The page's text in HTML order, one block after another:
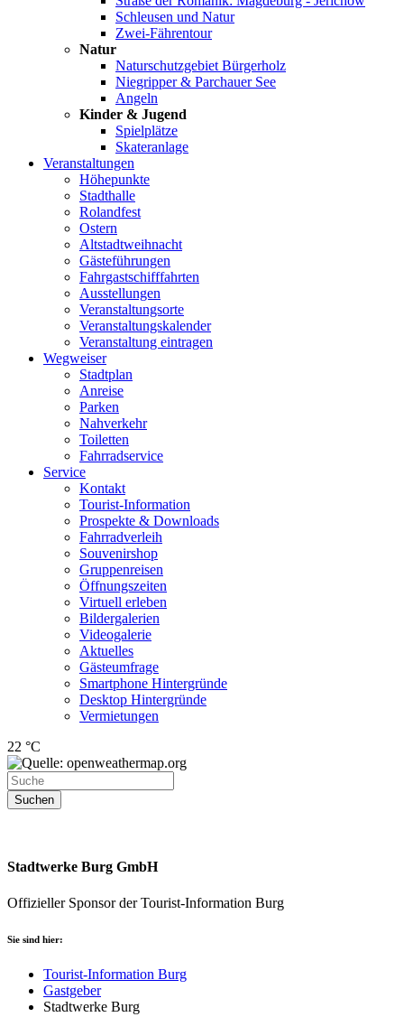
Schleusen und Natur
Zwei-Fährentour
Natur
Naturschutzgebiet Bürgerholz
Niegripper & Parchauer See
Angeln
Kinder & Jugend
Spielplätze
Skateranlage
Veranstaltungen
Höhepunkte
Stadthalle
Rolandfest
Ostern
Altstadtweihnacht
Gästeführungen
Fahrgastschifffahrten
Ausstellungen
Veranstaltungsorte
Veranstaltungskalender
Veranstaltung eintragen
Wegweiser
Stadtplan
Anreise
Parken
Nahverkehr
Toiletten
Fahrradservice
Service
Kontakt
Tourist-Information
Prospekte & Downloads
Fahrradverleih
Souvenirshop
Gruppenreisen
Öffnungszeiten
Virtuell erleben
Bildergalerien
Videogalerie
Aktuelles
Gästeumfrage
Smartphone Hintergründe
Desktop Hintergründe
Vermietungen
22 °C
Suchen
Stadtwerke Burg GmbH
Offizieller Sponsor der Tourist-Information Burg
Sie sind hier:
Tourist-Information Burg
Gastgeber
Stadtwerke Burg